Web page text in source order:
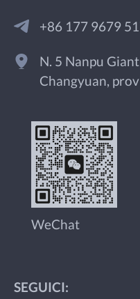
+86 177 9679
N. 5 Nanpu
Changyuan,
WeChat
SEGUICI: